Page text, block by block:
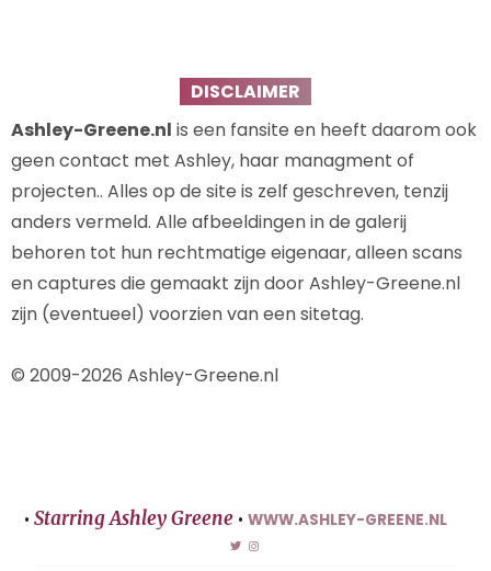
DISCLAIMER
Ashley-Greene.nl is een fansite en heeft daarom ook
geen contact met Ashley, haar managment of
projecten.. Alles op de site is zelf geschreven, tenzij
anders vermeld. Alle afbeeldingen in de galerij
behoren tot hun rechtmatige eigenaar, alleen scans
en captures die gemaakt zijn door Ashley-Greene.nl
zijn (eventueel) voorzien van een sitetag.
© 2009-2026 Ashley-Greene.nl
• Starring Ashley Greene • WWW.ASHLEY-GREENE.NL